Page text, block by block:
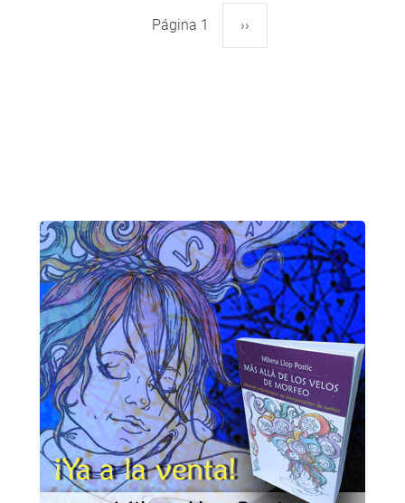
Página 1 Siguiente
››